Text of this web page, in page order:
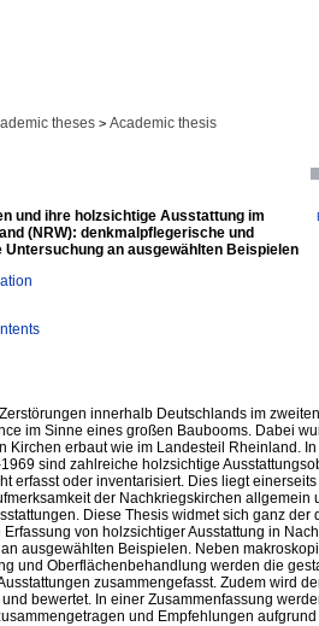
theses > Academic thesis
und ihre holzsichtige Ausstattung im
(NRW): denkmalpflegerische und
an ausgewählten Beispielen
innerhalb Deutschlands im
im Sinne eines großen Baubooms. Dabei
Kirchen erbaut wie im Landesteil Rheinland.
sind zahlreiche holzsichtige
erfasst oder inventarisiert. Dies liegt
der Nachkriegskirchen allgemein
Diese Thesis widmet sich ganz der
von holzsichtiger Ausstattung in
ausgewählten Beispielen. Neben
und Oberflächenbehandlung werden die
zusammengefasst. Zudem wird
bewertet. In einer Zusammenfassung
und Empfehlungen aufgrund